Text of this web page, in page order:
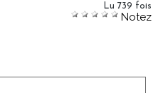
Lu 739 fois
Notez